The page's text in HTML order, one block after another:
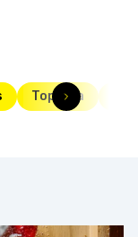
Toplista